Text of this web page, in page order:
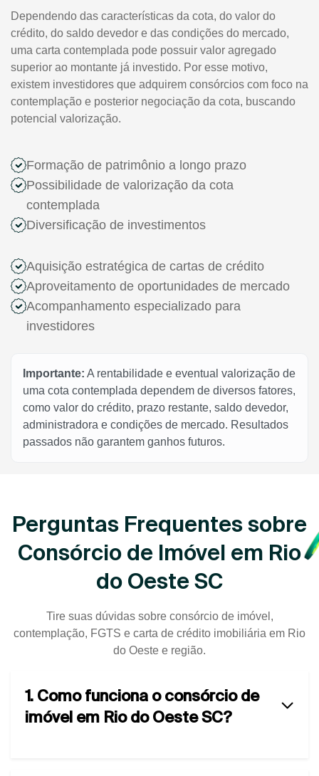
Dependendo das características da cota, do valor do
crédito, do saldo devedor e das condições do mercado,
uma carta contemplada pode possuir valor agregado
superior ao montante já investido. Por esse motivo,
existem investidores que adquirem consórcios com foco na
contemplação e posterior negociação da cota, buscando
potencial valorização.
Formação de patrimônio a longo prazo
Possibilidade de valorização da cota
contemplada
Diversificação de investimentos
Aquisição estratégica de cartas de crédito
Aproveitamento de oportunidades de mercado
Acompanhamento especializado para
investidores
Importante: A rentabilidade e eventual valorização de
uma cota contemplada dependem de diversos fatores,
como valor do crédito, prazo restante, saldo devedor,
administradora e condições de mercado. Resultados
passados não garantem ganhos futuros.
Perguntas Frequentes sobre
Consórcio de Imóvel em Rio
do Oeste SC
Tire suas dúvidas sobre consórcio de imóvel,
contemplação, FGTS e carta de crédito imobiliária em Rio
do Oeste e região.
1. Como funciona o consórcio de
imóvel em Rio do Oeste SC?